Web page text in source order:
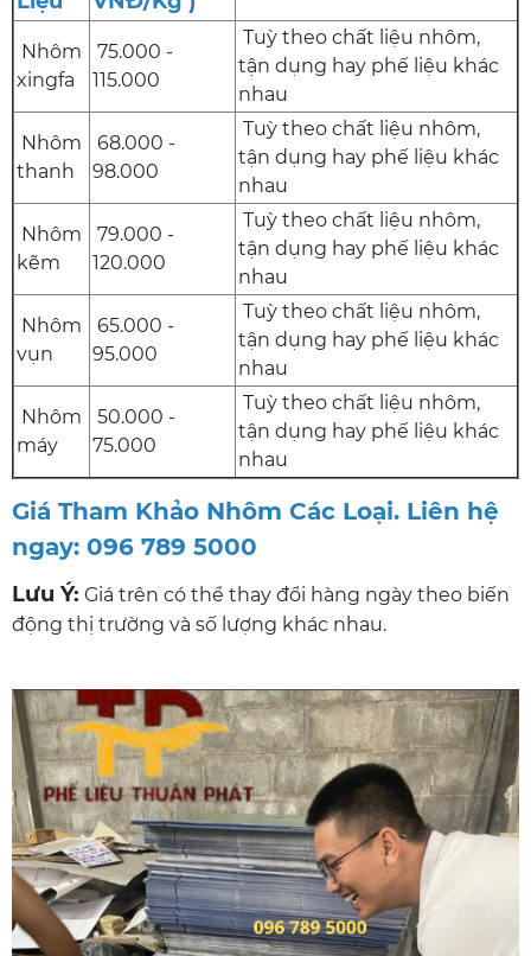
Giá Tham Khảo Nhôm Các Loại. Liên hệ
ngay: 096 789 5000
Nhôm
xingfa
75.000 -
115.000
Tuỳ theo chất liệu nhôm,
tận dụng hay phế liệu khác
nhau
Nhôm
thanh
68.000 -
98.000
Tuỳ theo chất liệu nhôm,
tận dụng hay phế liệu khác
nhau
Nhôm
kẽm
79.000 -
120.000
Tuỳ theo chất liệu nhôm,
tận dụng hay phế liệu khác
nhau
Nhôm
vụn
65.000 -
95.000
Tuỳ theo chất liệu nhôm,
tận dụng hay phế liệu khác
nhau
Nhôm
máy
50.000 -
75.000
Tuỳ theo chất liệu nhôm,
tận dụng hay phế liệu khác
nhau
Lưu Ý: Giá trên có thể thay đổi hàng ngày theo biến
động thị trường và số lượng khác nhau.